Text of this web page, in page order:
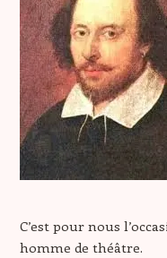
C’est pour nous
homme de théâtre.